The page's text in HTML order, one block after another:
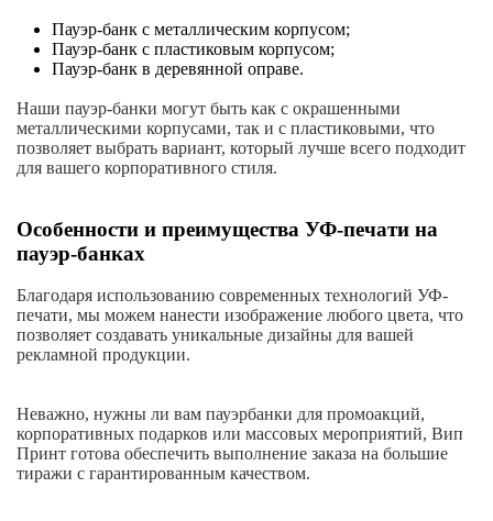
Пауэр-банк с металлическим корпусом;
Пауэр-банк с пластиковым корпусом;
Пауэр-банк в деревянной оправе.
Наши пауэр-банки могут быть как с окрашенными
металлическими корпусами, так и с пластиковыми, что
позволяет выбрать вариант, который лучше всего подходит
для вашего корпоративного стиля.
Особенности и преимущества УФ-печати на
пауэр-банках
Благодаря использованию современных технологий УФ-
печати, мы можем нанести изображение любого цвета, что
позволяет создавать уникальные дизайны для вашей
рекламной продукции.
Неважно, нужны ли вам пауэрбанки для промоакций,
корпоративных подарков или массовых мероприятий, Вип
Принт готова обеспечить выполнение заказа на большие
тиражи с гарантированным качеством.